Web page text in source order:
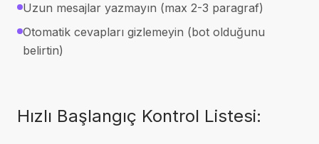
Uzun mesajlar yazmayın (max 2-3 paragraf)
Otomatik cevapları gizlemeyin (bot olduğunu
belirtin)
Hızlı Başlangıç Kontrol Listesi: